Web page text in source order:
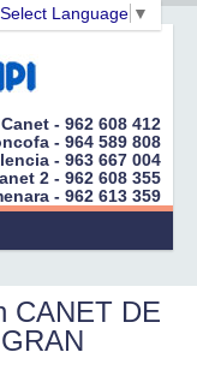
Select Language ▼
- 962 608 412
- 964 589 808
- 963 667 004
2 - 962 608 355
- 962 613 359
CANET DE